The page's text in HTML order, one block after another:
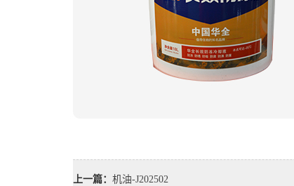
上一篇： 机油-J202502